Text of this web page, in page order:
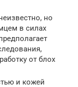
но
в силах
от блох
и кожей